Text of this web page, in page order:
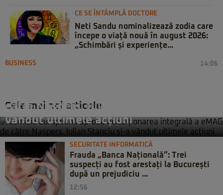
CE SE ÎNTÂMPLĂ DOCTORE
Neti Sandu nominalizează zodia care
începe o viață nouă în august 2026:
„Schimbări și experiențe...
Cele mai noi articole
BUSINESS 14:06
către Naspers. Iulian Stanciu și-a
vândut ultimele acțiuni
SECURITATE INFORMATICĂ
Frauda „Banca Națională”: Trei
suspecți au fost arestați la București
după un prejudiciu ...
12:56